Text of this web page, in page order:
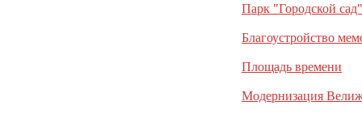
Парк "Городской сад"
Благоустройство
Площадь времени
Модернизация